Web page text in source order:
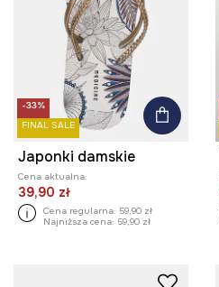
-33%
FINAL SALE
Japonki damskie
Cena aktualna:
39,90 zł
Cena regularna: 59,90 zł
Najniższa cena: 59,90 zł